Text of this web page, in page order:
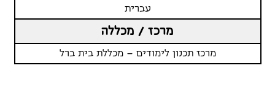
עברית
מרכז / מכללה
מרכז תכנון לימודים – מכללת בית ברל